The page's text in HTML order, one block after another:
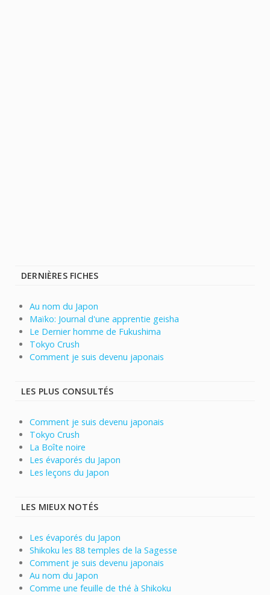
DERNIÈRES FICHES
Au nom du Japon
Maïko: Journal d'une apprentie geisha
Le Dernier homme de Fukushima
Tokyo Crush
Comment je suis devenu japonais
LES PLUS CONSULTÉS
Comment je suis devenu japonais
Tokyo Crush
La Boîte noire
Les évaporés du Japon
Les leçons du Japon
LES MIEUX NOTÉS
Les évaporés du Japon
Shikoku les 88 temples de la Sagesse
Comment je suis devenu japonais
Au nom du Japon
Comme une feuille de thé à Shikoku